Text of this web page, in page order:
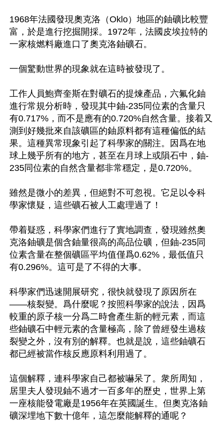
1968年法國發現奧克洛（Oklo）地區的鈾礦比較豐
富，於是進行挖掘開採。1972年，法國皮埃拉特的
一家核燃料廠進口了奧克洛鈾礦石。
一個驚動世界的現象就在這時被發現了。
工作人員鮑齊奎斯在對礦石的提煉產品，六氟化鈾
進行常規分析時，發現其中鈾-235同位素的含量只
有0.717%，而不是應有的0.720%自然含量。接着又
測到好幾批來自該礦區的鈾原料都有這種偏低的結
果。這種異常現象引起了科學家的關注。因爲在地
球上幾乎所有的地方，甚至在月球上或隕石中，鈾-
235同位素的自然含量都非常穩定，是0.720%。
雖然是微小的差異，但絕對不可忽視。它足以令科
學家懷疑，這些礦石被人工處理過了！
帶着疑惑，科學家們進行了實地調查，發現雖然奧
克洛鈾礦是個含鈾量很高的高品位礦，但鈾-235同
位素含量在整個礦區平均值僅爲0.62%，最低值只
有0.296%。這可是了不得的大事。
科學家們迅速開展研究，很快就發現了原因所在
——核裂變。爲什麼呢？按照科學家的說法，因爲
較重的原子核一分爲二時會產生新的輕元素，而這
些鈾礦石中輕元素的含量極高，除了曾經發生過核
裂變之外，沒有別的解釋。也就是說，這些鈾礦石
都已經被當作核反應原料利用過了。
這個解釋，連科學家自己都被嚇呆了。衆所周知，
居里夫人發現鈾不過才一百多年的歷史，世界上第
一座核能發電廠是1956年在英國誕生。但奧克洛鈾
礦深埋地下數十億年，這怎麼能解釋的通呢？